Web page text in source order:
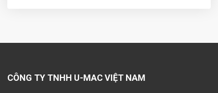
CÔNG TY TNHH U-MAC VIỆT NAM